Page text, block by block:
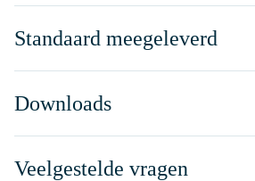
Standaard meegeleverd
Downloads
Veelgestelde vragen